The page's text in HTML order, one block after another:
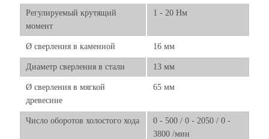
Регулируемый крутящий
момент
1 - 20 Нм
Ø сверления в каменной 16 мм
Диаметр сверления в стали 13 мм
Ø сверления в мягкой
древесине
65 мм
Число оборотов холостого хода
0 - 500 / 0 - 2050 / 0 -
3800 /мин